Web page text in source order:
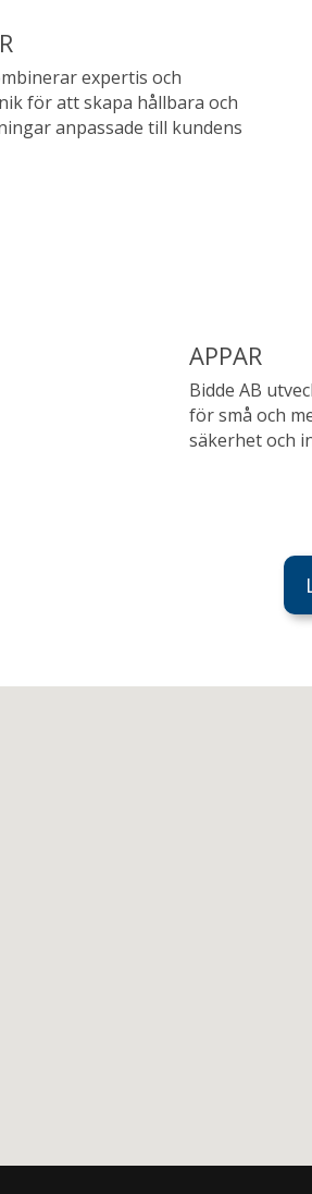
expertis och
för att skapa hållbara och
anpassade till kundens
APPAR
Bidde AB
för små och
säkerhet och